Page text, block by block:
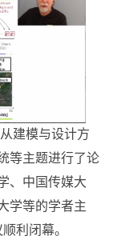
建模与设计方
等主题进行了论
、中国传媒大
学等的学者主
利闭幕。